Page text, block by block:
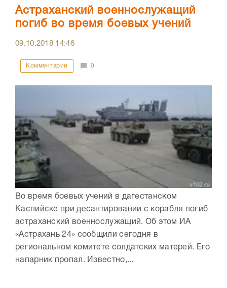
Астраханский военнослужащий
погиб во время боевых учений
09.10.2018 14:46
Комментарии 0
Во время боевых учений в дагестанском
Каспийске при десантировании с корабля погиб
астраханский военнослужащий. Об этом ИА
«Астрахань 24» сообщили сегодня в
региональном комитете солдатских матерей. Его
напарник пропал. Известно,...